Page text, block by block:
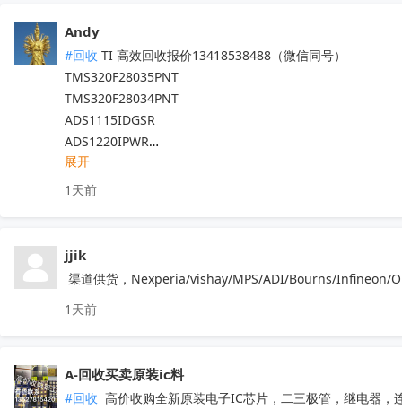
Andy
#回收 TI 高效回收报价13418538488（微信同号）
TMS320F28035PNT
TMS320F28034PNT
ADS1115IDGSR
ADS1220IPWR
ADS1110A0IDBVR
ADS1015IDGSR
ADS1120IPWR
TMS320F28335PGFA
TMS320F28027PTT
ADS1248IPWR
TMS320F28035PAGT
TMS320F2808PZA
展开
1天前
jjik
渠道供货，Nexperia/vishay/MPS/ADI/Bourns/Infineon/
1天前
A-回收买卖原装ic料
#回收 高价收购全新原装电子IC芯片，二三极管，继电器，